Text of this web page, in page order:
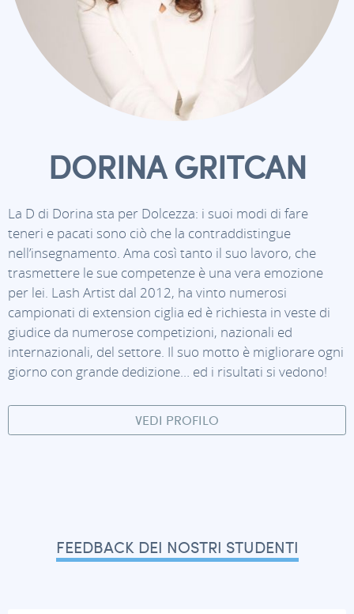
DORINA GRITCAN
La D di Dorina sta per Dolcezza: i suoi modi di fare
teneri e pacati sono ciò che la contraddistingue
nell’insegnamento. Ama così tanto il suo lavoro, che
trasmettere le sue competenze è una vera emozione
per lei. Lash Artist dal 2012, ha vinto numerosi
campionati di extension ciglia ed è richiesta in veste di
giudice da numerose competizioni, nazionali ed
internazionali, del settore. Il suo motto è migliorare ogni
giorno con grande dedizione… ed i risultati si vedono!
VEDI PROFILO
FEEDBACK DEI NOSTRI STUDENTI